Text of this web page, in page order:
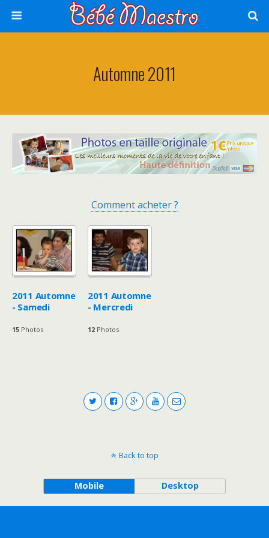
Automne 2011
Comment acheter ?
2011 Automne
- Samedi
15 Photos
2011 Automne
- Mercredi
12 Photos
Back to top
Mobile Desktop